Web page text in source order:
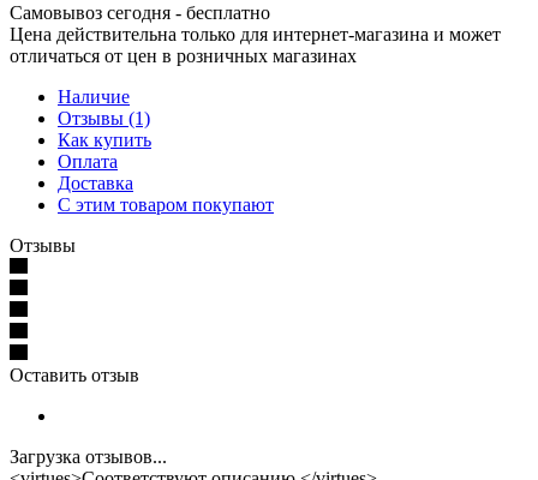
Самовывоз сегодня - бесплатно
Цена действительна только для интернет-магазина и может
отличаться от цен в розничных магазинах
Наличие
Отзывы (1)
Как купить
Оплата
Доставка
С этим товаром покупают
Отзывы
Оставить отзыв
Загрузка отзывов...